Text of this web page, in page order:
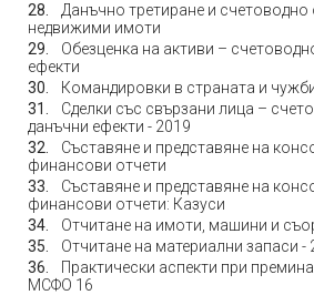
Данъчно третиране и счетоводно
недвижими имоти
Обезценка на активи –
ефекти
Командировки в страната и
Сделки със свързани лица –
данъчни ефекти - 2019
Съставяне и представяне на
финансови отчети
Съставяне и представяне на
финансови отчети: Казуси
Отчитане на имоти, машини и
Отчитане на материални запаси -
Практически аспекти при
МСФО 16